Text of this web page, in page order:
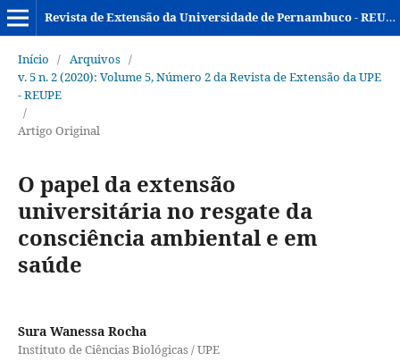
Revista de Extensão da Universidade de Pernambuco - REUPE
Início / Arquivos /
v. 5 n. 2 (2020): Volume 5, Número 2 da Revista de Extensão da UPE
- REUPE
/
Artigo Original
O papel da extensão
universitária no resgate da
consciência ambiental e em
saúde
Sura Wanessa Rocha
Instituto de Ciências Biológicas / UPE